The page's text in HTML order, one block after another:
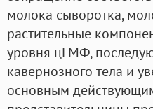
молока сыворотка,
растительные
уровня цГМФ,
кавернозного тела и
основным